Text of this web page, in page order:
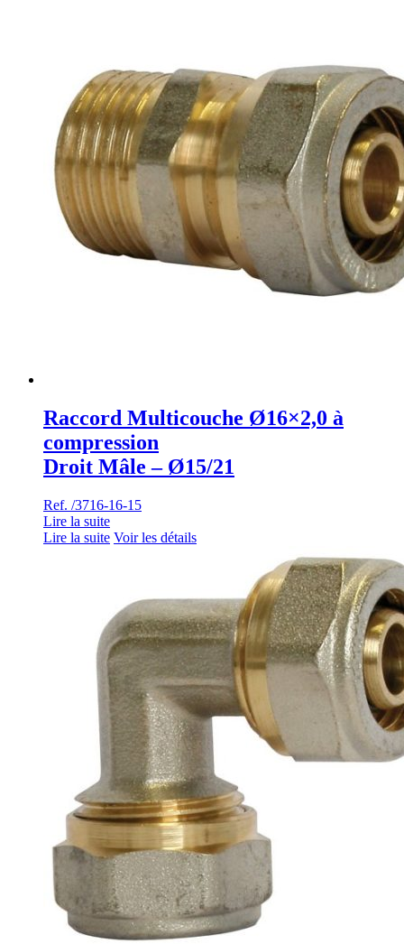
Raccord Multicouche Ø16×2,0 à
compression
Droit Mâle – Ø15/21
Ref. /3716-16-15
Lire la suite
Lire la suite Voir les détails